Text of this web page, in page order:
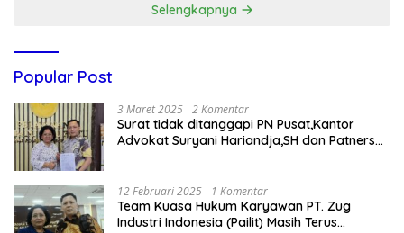
Selengkapnya
Popular Post
3 Maret 2025 2 Komentar
Surat tidak ditanggapi PN Pusat,Kantor
Advokat Suryani Hariandja,SH dan Patners
12 Februari 2025 1 Komentar
Team Kuasa Hukum Karyawan PT. Zug
Industri Indonesia (Pailit) Masih Terus